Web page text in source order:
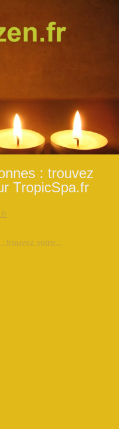
: trouvez
TropicSpa.fr
trouvez votre...